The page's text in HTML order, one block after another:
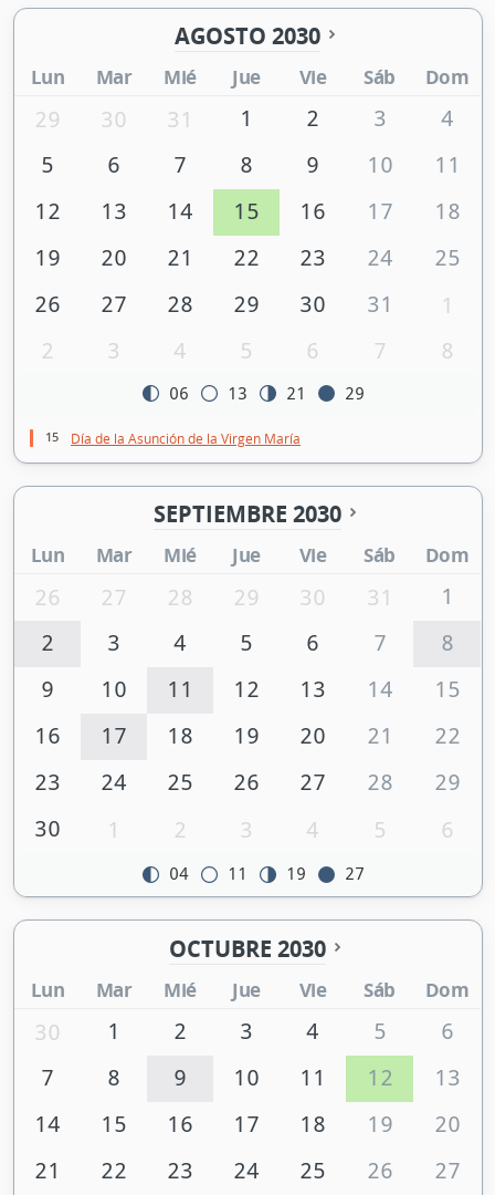
AGOSTO 2030
Lun Mar Mié Jue Vie Sáb Dom
29 30 31 1 2 3
4
5
6 7 8 9 10
11
12
13 14 15 16 17
18
19
20 21 22 23 24
25
26
27 28 29 30 31
1
2
3 4 5 6 7 8
06 13 21 29
15 Día de la Asunción de la Virgen María
SEPTIEMBRE 2030
Lun Mar Mié Jue Vie Sáb Dom
26 27 28 29 30 31
1
2
3 4 5 6 7
8
9
10 11 12 13 14
15
16
17 18 19 20 21
22
23
24 25 26 27 28
29
30
1 2 3 4 5 6
04 11 19 27
OCTUBRE 2030
Lun Mar Mié Jue Vie Sáb Dom
30 1 2 3 4 5
6
7
8 9 10 11 12
13
14
15 16 17 18 19
20
21
22 23 24 25 26
27